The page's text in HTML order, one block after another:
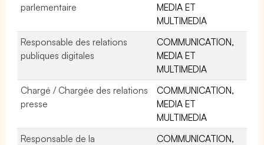
parlementaire
MEDIA ET
MULTIMEDIA
Responsable des relations
publiques digitales
COMMUNICATION,
MEDIA ET
MULTIMEDIA
Chargé / Chargée des relations
presse
COMMUNICATION,
MEDIA ET
MULTIMEDIA
Responsable de la
COMMUNICATION,